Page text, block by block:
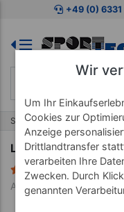
Zum Kaufbereich
+49 (0)
Start Lehrmittel
Lehrtafel "Die
1
Art-Nr. 25034--00
Wir
Um Ihr
Cookies zur
Anzeige
Drittlandtransfer
verarbeiten Ihre
Zwecken. Durch
genannten